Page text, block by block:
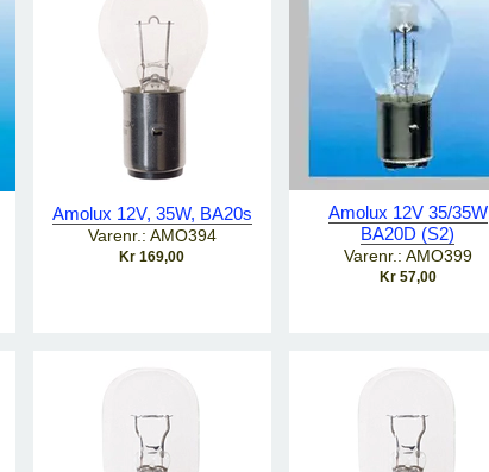
Amolux 12V, 35W, BA20s
Varenr.: AMO394
Kr 169,00
Amolux 12V 35/35W
BA20D (S2)
Varenr.: AMO399
Kr 57,00